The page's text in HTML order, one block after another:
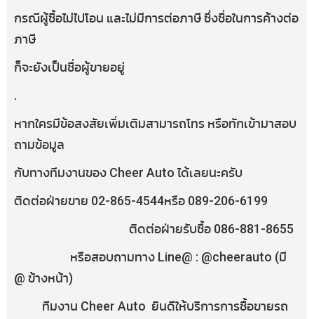
กรณีผู้ซื้อไม่ไปโอน และไม่มีการต่อภาษี ซึ่งชื่อในการค้างต่อ
ภาษี
ก็จะยังเป็นชื่อผู้ขายอยู่
.
หากใครมีข้อสงสัยเพิ่มเติมสามารถโทร หรือทักเข้ามาสอบ
ถามข้อมูล
กับทางทีมงานของ Cheer Auto ได้เลยนะครับ
ติดต่อฝ่ายขาย 02-865-4544หรือ 089-206-6199
ติดต่อฝ่ายรับซื้อ 086-881-8655
หรือสอบถามทาง Line@ : @cheerauto (มี
@ ข้างหน้า)
ทีมงาน Cheer Auto ยินดีให้บริการการซื้อขายรถ